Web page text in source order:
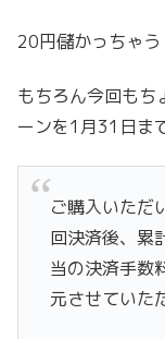
20円儲かっちゃう
もちろん今回もち
ーンを1月31日ま
ご購入いただ
回決済後、累
当の決済手数
元させていた